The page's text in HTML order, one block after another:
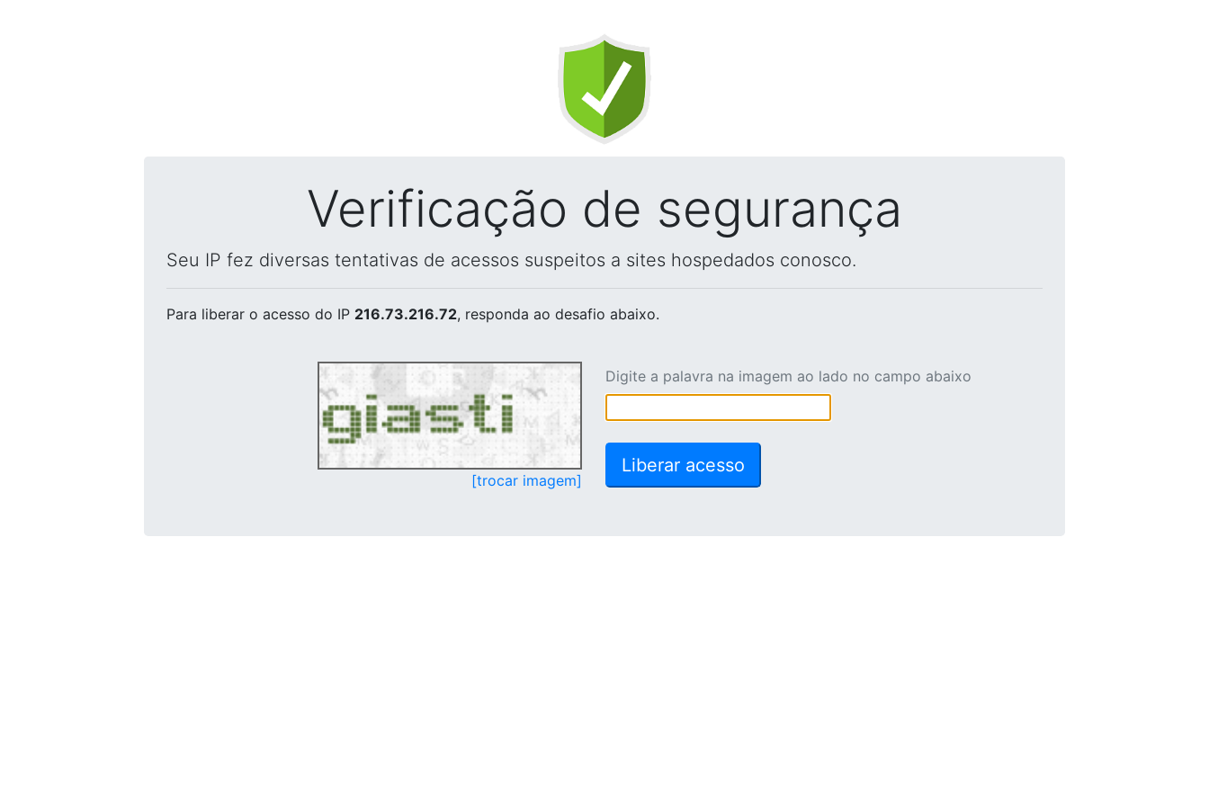
Verificação de segurança
Seu IP fez diversas tentativas de acessos suspeitos a sites hospedados conosco.
Para liberar o acesso do IP 216.73.216.72, responda ao desafio abaixo.
[trocar imagem]
Digite a palavra na imagem ao lado no campo abaixo